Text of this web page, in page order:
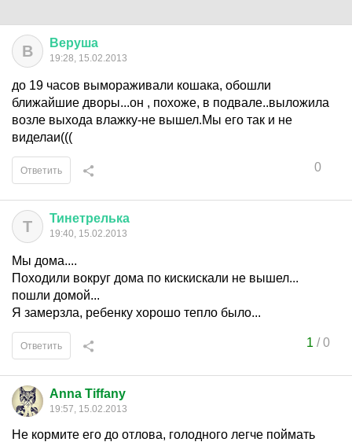
В Веруша
19:28, 15.02.2013
до 19 часов вымораживали кошака, обошли
ближайшие дворы...он , похоже, в подвале..выложила
возле выхода влажку-не вышел.Мы его так и не
виделаи(((
0
Ответить
Т Тинетрелька
19:40, 15.02.2013
Мы дома....
Походили вокруг дома по кискискали не вышел...
пошли домой...
Я замерзла, ребенку хорошо тепло было...
1 /0
Ответить
Anna Tiffany
19:57, 15.02.2013
Не кормите его до отлова, голодного легче поймать